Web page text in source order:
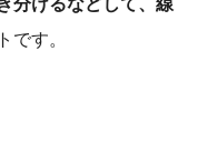
です。